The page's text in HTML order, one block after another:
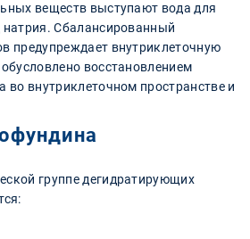
веществ выступают вода для
натрия. Сбалансированный
предупреждает внутриклеточную
восстановлением
во внутриклеточном пространстве и
группе дегидратирующих